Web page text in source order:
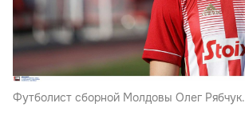
Футболист сборной Молдовы Олег Рябчук.